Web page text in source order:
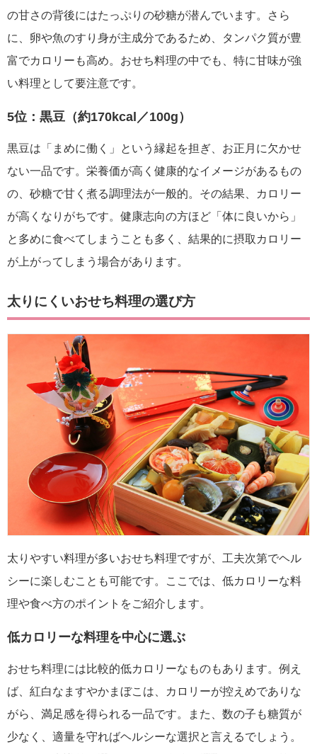
の甘さの背後にはたっぷりの砂糖が潜んでいます。さら
に、卵や魚のすり身が主成分であるため、タンパク質が豊
富でカロリーも高め。おせち料理の中でも、特に甘味が強
い料理として要注意です。
5位：黒豆（約170kcal／100g）
黒豆は「まめに働く」という縁起を担ぎ、お正月に欠かせ
ない一品です。栄養価が高く健康的なイメージがあるもの
の、砂糖で甘く煮る調理法が一般的。その結果、カロリー
が高くなりがちです。健康志向の方ほど「体に良いから」
と多めに食べてしまうことも多く、結果的に摂取カロリー
が上がってしまう場合があります。
太りにくいおせち料理の選び方
太りやすい料理が多いおせち料理ですが、工夫次第でヘル
シーに楽しむことも可能です。ここでは、低カロリーな料
理や食べ方のポイントをご紹介します。
低カロリーな料理を中心に選ぶ
おせち料理には比較的低カロリーなものもあります。例え
ば、紅白なますやかまぼこは、カロリーが控えめでありな
がら、満足感を得られる一品です。また、数の子も糖質が
少なく、適量を守ればヘルシーな選択と言えるでしょう。